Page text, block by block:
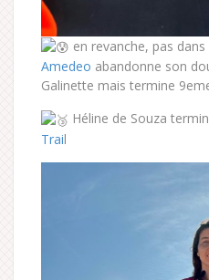
en revanche, pas
Amedeo abandonne son
Galinette mais termine
Héline de Souza
Trail